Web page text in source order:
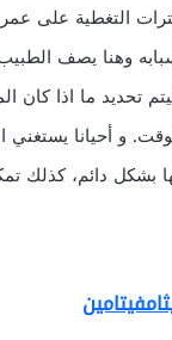
التغطية على
وهنا يصف
تحديد ما اذا كان
و أحيانا يستغني
بشكل دائم، كذلك